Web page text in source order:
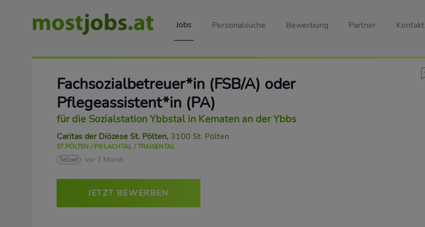
Jobs Personalsuche Bewerbung Partner Kontakt
Fachsozialbetreuer*in (FSB/A) oder
Pflegeassistent*in (PA)
für die Sozialstation Ybbstal in Kematen an der Ybbs
Caritas der Diözese St. Pölten, 3100 St. Pölten
ST.PÖLTEN / PIELACHTAL / TRAISENTAL
Teilzeit
vor 1 Monat
JETZT BEWERBEN